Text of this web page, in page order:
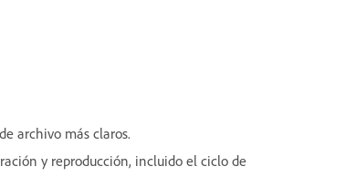
archivo más claros.
y reproducción, incluido el ciclo de